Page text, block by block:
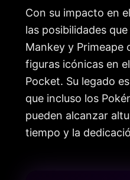
Con su impacto en
las posibilidades
Mankey y Primeape
figuras icónicas en
Pocket. Su legado
que incluso los
pueden alcanzar
tiempo y la